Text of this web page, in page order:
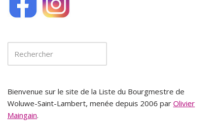
Bienvenue sur le site de la Liste du Bourgmestre de
Woluwe-Saint-Lambert, menée depuis 2006 par Olivier
Maingain.